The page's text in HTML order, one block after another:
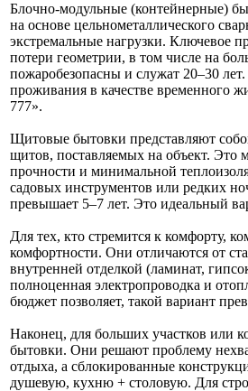
Блочно-модульные (контейнерные)
на основе цельнометаллического
экстремальные нагрузки. Ключевое
потери геометрии, в том числе на
пожаробезопасны и служат 20–30
проживания в качестве временного
777».
Щитовые бытовки представляют
щитов, поставляемых на объект. Это
прочности и минимальной
садовых инструментов или редких
превышает 5–7 лет. Это идеальный
Для тех, кто стремится к комфорту,
комфортности. Они отличаются от
внутренней отделкой (ламинат,
полноценная электропроводка и
бюджет позволяет, такой вариант
Наконец, для больших участков или
бытовки. Они решают проблему
отдыха, а сблокированные
душевую, кухню + столовую. Для